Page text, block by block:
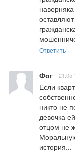
Ответить
Фог 21.05
Если
никто не
девочка
отцом не
история...